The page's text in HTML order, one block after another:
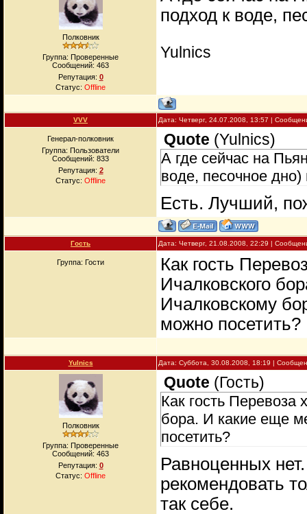
Полковник
Группа: Проверенные
Сообщений: 463
Репутация: 0
Статус: Offline
подход к воде,
Yulnics
VVV Дата: Четверг, 24.07.2008, 13:57 |
Генерал-полковник
Группа: Пользователи
Сообщений: 833
Репутация: 2
Статус: Offline
Quote (Yulnics)
А где сейчас на
воде, песочное
Есть. Лучший,
Гость Дата: Четверг, 21.08.2008, 22:29 |
Группа: Гости
Как гость
Ичалковского
Ичалковскому
можно посетить?
Yulnics Дата: Суббота, 30.08.2008, 18:19 |
Полковник
Группа: Проверенные
Сообщений: 463
Репутация: 0
Статус: Offline
Quote (Гость)
Как гость Перевоза
бора. И какие еще
посетить?
Равноценных
рекомендовать
так себе.